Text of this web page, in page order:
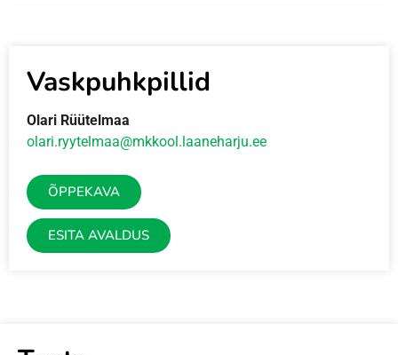
Vaskpuhkpillid
Olari Rüütelmaa
olari.ryytelmaa@mkkool.laaneharju.ee
ÕPPEKAVA
ESITA AVALDUS